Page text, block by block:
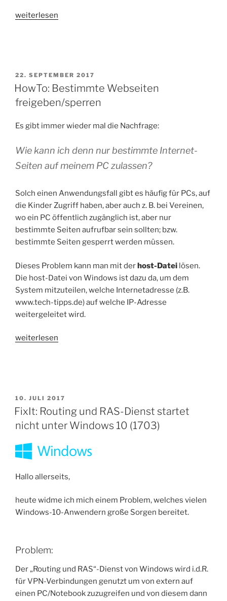
„HowTo:
(WSUS)
deaktivieren“
weiterlesen
VERÖFFENTLICHT
AM
22. SEPTEMBER 2017
HowTo: Bestimmte Webseiten
freigeben/sperren
Es gibt immer wieder mal die Nachfrage:
Wie kann ich denn nur bestimmte Internet-
Seiten auf meinem PC zulassen?
Solch einen Anwendungsfall gibt es häufig für PCs, auf
die Kinder Zugriff haben, aber auch z. B. bei Vereinen,
wo ein PC öffentlich zugänglich ist, aber nur
bestimmte Seiten aufrufbar sein sollten; bzw.
bestimmte Seiten gesperrt werden müssen.
Dieses Problem kann man mit derhost-Datei lösen.
Die host-Datei von Windows ist dazu da, um dem
System mitzuteilen, welche Internetadresse (z.B.
www.tech-tipps.de) auf welche IP-Adresse
weitergeleitet wird.
„HowTo:
weiterlesen
VERÖFFENTLICHT
AM
10. JULI 2017
FixIt: Routing und RAS-Dienst startet
nicht unter Windows 10 (1703)
Hallo allerseits,
heute widme ich mich einem Problem, welches vielen
Windows-10-Anwendern große Sorgen bereitet.
Problem:
Der „Routing und RAS“-Dienst von Windows wird i.d.R.
für VPN-Verbindungen genutzt um von extern auf
einen PC/Notebook zuzugreifen und von diesem dann